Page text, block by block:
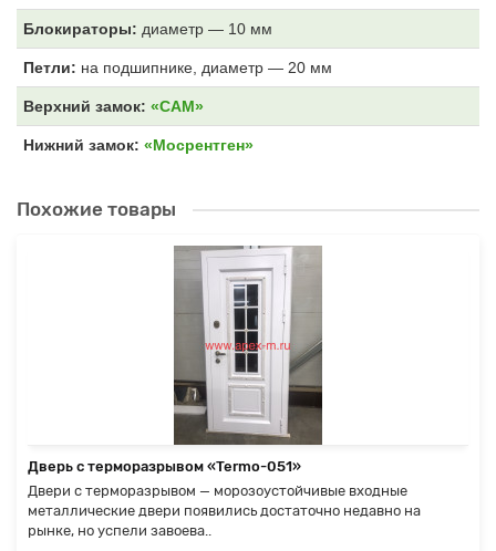
Блокираторы: диаметр — 10 мм
Петли: на подшипнике, диаметр — 20 мм
Верхний замок: «САМ»
Нижний замок: «Мосрентген»
Похожие товары
Дверь с терморазрывом «Termo-051»
Двери с терморазрывом — морозоустойчивые входные
металлические двери появились достаточно недавно на
рынке, но успели завоева..